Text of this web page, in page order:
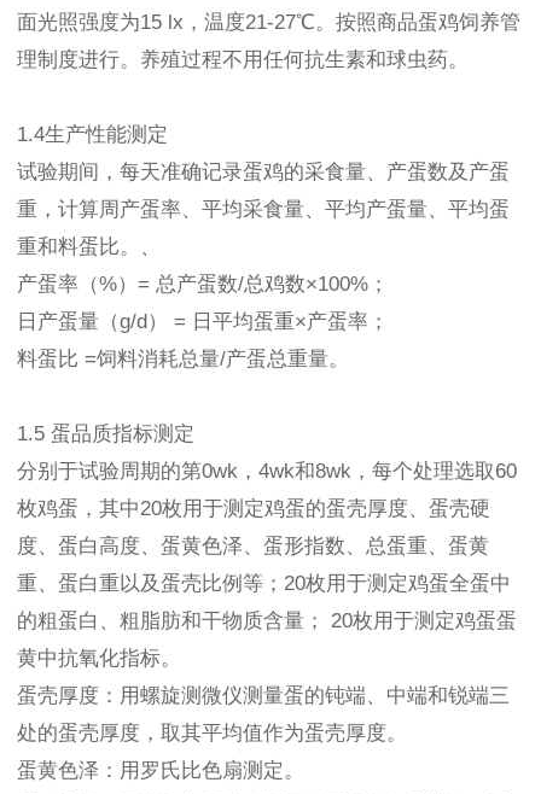
面光照强度为15 lx，温度21-27℃。按照商品蛋鸡饲养管
理制度进行。养殖过程不用任何抗生素和球虫药。
1.4生产性能测定
试验期间，每天准确记录蛋鸡的采食量、产蛋数及产蛋
重，计算周产蛋率、平均采食量、平均产蛋量、平均蛋
重和料蛋比。、
产蛋率（%）= 总产蛋数/总鸡数×100%；
日产蛋量（g/d） = 日平均蛋重×产蛋率；
料蛋比 =饲料消耗总量/产蛋总重量。
1.5 蛋品质指标测定
分别于试验周期的第0wk，4wk和8wk，每个处理选取60
枚鸡蛋，其中20枚用于测定鸡蛋的蛋壳厚度、蛋壳硬
度、蛋白高度、蛋黄色泽、蛋形指数、总蛋重、蛋黄
重、蛋白重以及蛋壳比例等；20枚用于测定鸡蛋全蛋中
的粗蛋白、粗脂肪和干物质含量； 20枚用于测定鸡蛋蛋
黄中抗氧化指标。
蛋壳厚度：用螺旋测微仪测量蛋的钝端、中端和锐端三
处的蛋壳厚度，取其平均值作为蛋壳厚度。
蛋黄色泽：用罗氏比色扇测定。